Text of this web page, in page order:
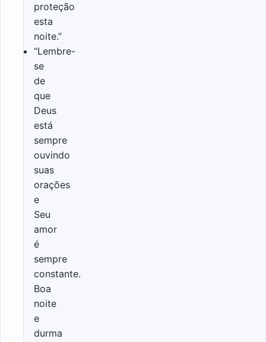
proteção
esta
noite.”
“Lembre-
se
de
que
Deus
está
sempre
ouvindo
suas
orações
e
Seu
amor
é
sempre
constante.
Boa
noite
e
durma